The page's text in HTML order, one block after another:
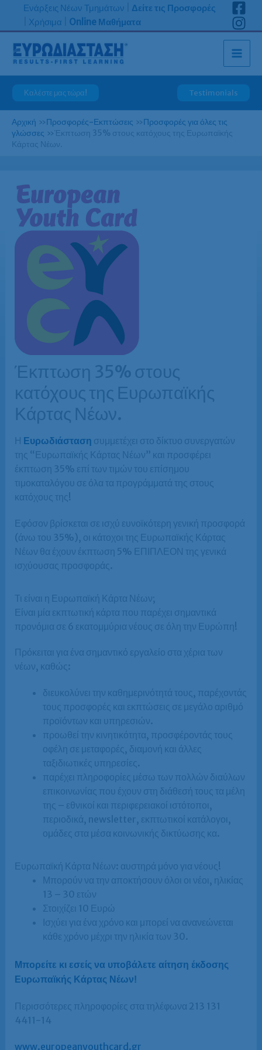
Μετάβαση
περιεχόμενο
Ενάρξεις Νέων Τμημάτων
Δείτε τις Προσφορές
Χρήσιμα Online Μαθήματα
Καλέστε μας τώρα! Testimonials
Αρχική »Προσφορές-Εκπτώσεις »Προσφορές για όλες τις
γλώσσες » Έκπτωση 35% στους κατόχους της Ευρωπαϊκής
Κάρτας Νέων.
Έκπτωση 35% στους
κατόχους της Ευρωπαϊκής
Κάρτας Νέων.
Η Ευρωδιάσταση συμμετέχει στο δίκτυο συνεργατών
της “Ευρωπαϊκής Κάρτας Νέων” και προσφέρει
έκπτωση 35% επί των τιμών του επίσημου
τιμοκαταλόγου σε όλα τα προγράμματά της στους
κατόχους της!
Εφόσον βρίσκεται σε ισχύ ευνοϊκότερη γενική προσφορά
(άνω του 35%), οι κάτοχοι της Ευρωπαϊκής Κάρτας
Νέων θα έχουν έκπτωση 5% ΕΠΙΠΛΕΟΝ της γενικά
ισχύουσας προσφοράς.
Τι είναι η Ευρωπαϊκή Κάρτα Νέων;
Είναι μία εκπτωτική κάρτα που παρέχει σημαντικά
προνόμια σε 6 εκατομμύρια νέους σε όλη την Ευρώπη!
Πρόκειται για ένα σημαντικό εργαλείο στα χέρια των
νέων, καθώς:
διευκολύνει την καθημερινότητά τους, παρέχοντάς
τους προσφορές και εκπτώσεις σε μεγάλο αριθμό
προϊόντων και υπηρεσιών.
προωθεί την κινητικότητα, προσφέροντάς τους
οφέλη σε μεταφορές, διαμονή και άλλες
ταξιδιωτικές υπηρεσίες.
παρέχει πληροφορίες μέσω των πολλών διαύλων
επικοινωνίας που έχουν στη διάθεσή τους τα μέλη
της – εθνικοί και περιφερειακοί ιστότοποι,
περιοδικά, newsletter, εκπτωτικοί κατάλογοι,
ομάδες στα μέσα κοινωνικής δικτύωσης κα.
Ευρωπαϊκή Κάρτα Νέων: αυστηρά μόνο για νέους!
Μπορούν να την αποκτήσουν όλοι οι νέοι, ηλικίας
13 – 30 ετών
Στοιχίζει 10 Ευρώ
Ισχύει για ένα χρόνο και μπορεί να ανανεώνεται
κάθε χρόνο μέχρι την ηλικία των 30.
Μπορείτε κι εσείς να υποβάλετε αίτηση έκδοσης
Ευρωπαϊκής Κάρτας Νέων!
Περισσότερες πληροφορίες στα τηλέφωνα 213 131
4411-14
www.europeanyouthcard.gr